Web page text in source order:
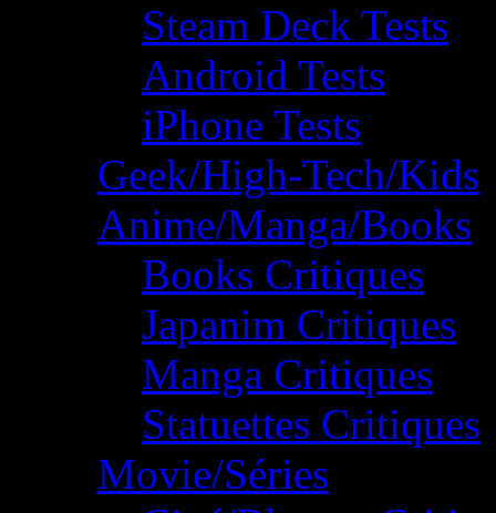
Steam Deck Tests
Android Tests
iPhone Tests
Geek/High-Tech/Kids
Anime/Manga/Books
Books Critiques
Japanim Critiques
Manga Critiques
Statuettes Critiques
Movie/Séries